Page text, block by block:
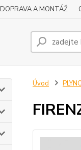
DOPRAVA A MONTÁŽ
Úvod